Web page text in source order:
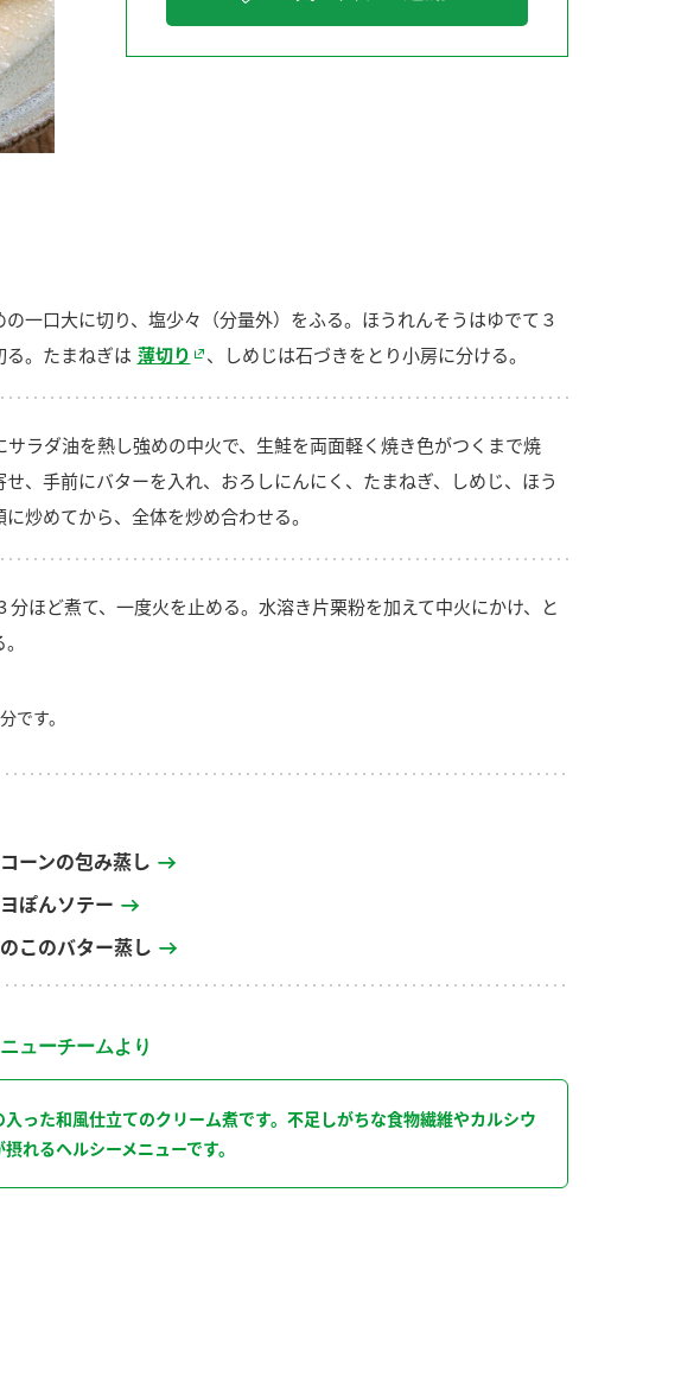
の一口大に切り、塩少々（分量外）をふる。ほうれんそうはゆでて３
る。たまねぎは 薄切り 、しめじは石づきをとり小房に分ける。
サラダ油を熱し強めの中火で、生鮭を両面軽く焼き色がつくまで焼
せ、手前にバターを入れ、おろしにんにく、たまねぎ、しめじ、ほう
炒めてから、全体を炒め合わせる。
分ほど煮て、一度火を止める。水溶き片栗粉を加えて中火にかけ、と
です。
ーンの包み蒸し
ぽんソテー
このバター蒸し
ューチームより
った和風仕立てのクリーム煮です。不足しがちな食物繊維やカルシウ
れるヘルシーメニューです。